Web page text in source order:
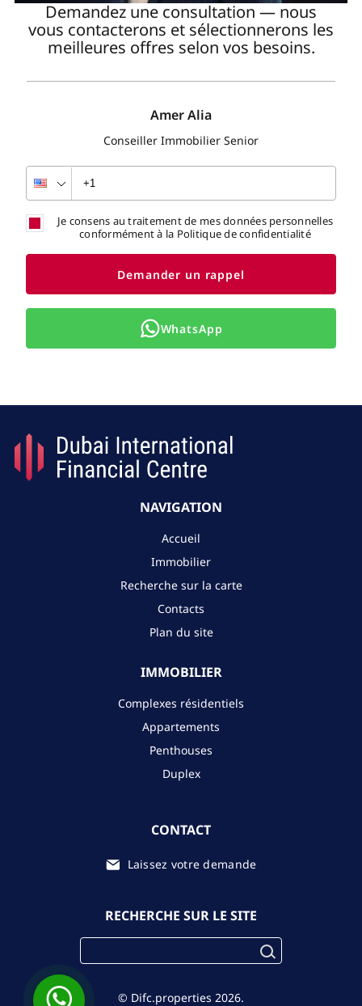
Demandez une consultation — nous
vous contacterons et sélectionnerons les
meilleures offres selon vos besoins.
Amer Alia
Conseiller Immobilier Senior
Je consens au traitement de mes données personnelles
conformément à la Politique de confidentialité
Demander un rappel
WhatsApp
NAVIGATION
Accueil
Immobilier
Recherche sur la carte
Contacts
Plan du site
IMMOBILIER
Complexes résidentiels
Appartements
Penthouses
Duplex
CONTACT
Laissez votre demande
RECHERCHE SUR LE SITE
© Difc.properties 2026.